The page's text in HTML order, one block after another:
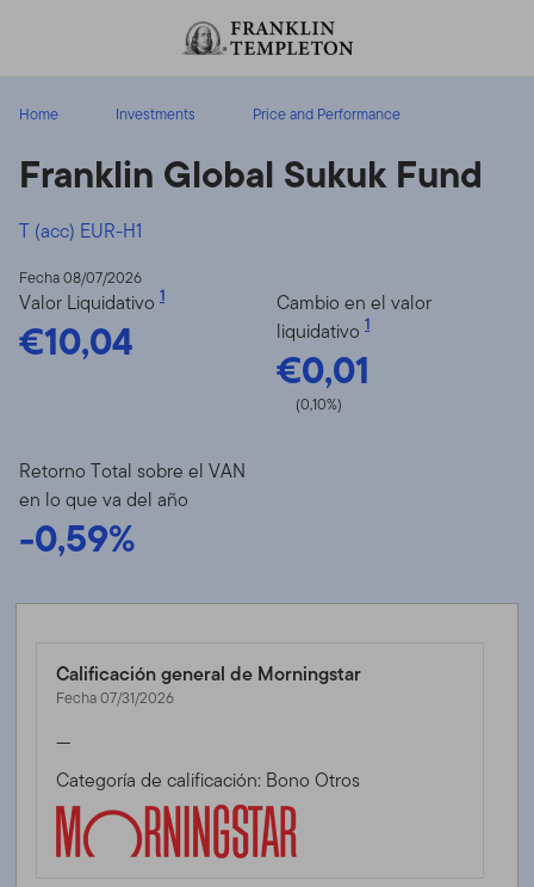
Home Investments Price and Performance
Franklin Global Sukuk Fund
T (acc) EUR-H1
Fecha 08/07/2026
Valor Liquidativo 1
€10,04
Cambio en el valor
liquidativo 1
€0,01
(0,10%)
Retorno Total sobre el VAN
en lo que va del año
-0,59%
Calificación general de Morningstar
Fecha 07/31/2026
—
Categoría de calificación: Bono Otros